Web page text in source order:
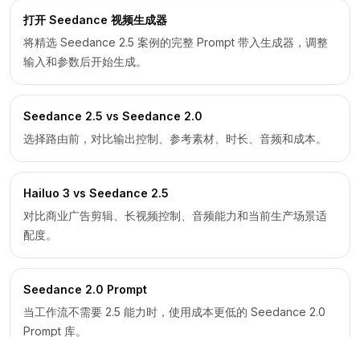
打开 Seedance 视频生成器
将精选 Seedance 2.5 案例的完整 Prompt 带入生成器，调整
输入和参数后开始生成。
Seedance 2.5 vs Seedance 2.0
选择路由前，对比输出控制、参考素材、时长、音频和成本。
Hailuo 3 vs Seedance 2.5
对比商业广告剪辑、长视频控制、音频能力和当前生产场景适
配度。
Seedance 2.0 Prompt
当工作流不需要 2.5 能力时，使用成本更低的 Seedance 2.0
Prompt 库。